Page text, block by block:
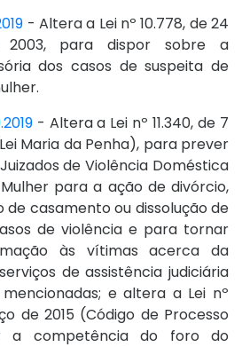
- Altera a Lei nº 10.778, de 24
para dispor sobre a
dos casos de suspeita de
- Altera a Lei nº 11.340, de 7
Maria da Penha), para prever
de Violência Doméstica
para a ação de divórcio,
de casamento ou dissolução de
de violência e para tornar
às vítimas acerca da
de assistência judiciária
e altera a Lei nº
de 2015 (Código de Processo
a competência do foro do